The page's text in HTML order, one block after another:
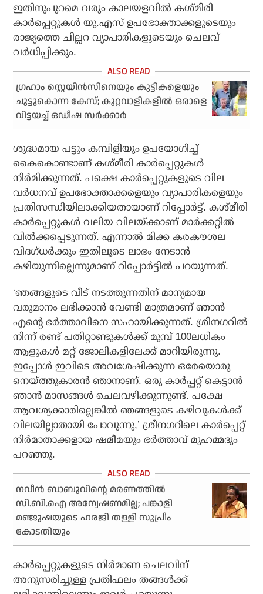
ഇതിനുപുറമെ വരും കാലയളവില്‍ കശ്മീരി
കാര്‍പ്പെറ്റുകള്‍ യു.എസ് ഉപഭോക്താക്കളുടെയും
രാജ്യത്തെ ചില്ലറ വ്യാപാരികളുടെയും ചെലവ്
വര്‍ധിപ്പിക്കും.
ഗ്രഹാം സ്റ്റെയിന്‍സിനെയും കുട്ടികളെയും
ചുട്ടുകൊന്ന കേസ്; കുറ്റവാളികളിൽ ഒരാളെ
വിട്ടയച്ച് ഒഡീഷ സര്‍ക്കാര്‍
ശുദ്ധമായ പട്ടും കമ്പിളിയും ഉപയോഗിച്ച്
കൈകൊണ്ടാണ് കശ്മീരി കാര്‍പ്പെറ്റുകള്‍
നിര്‍മിക്കുന്നത്. പക്ഷെ കാര്‍പ്പെറ്റുകളുടെ വില
വര്‍ധനവ് ഉപഭോക്താക്കളെയും വ്യാപാരികളെയും
പ്രതിസന്ധിയിലാക്കിയതായാണ് റിപ്പോര്‍ട്ട്. കശ്മീരി
കാര്‍പ്പെറ്റുകള്‍ വലിയ വിലയ്ക്കാണ് മാര്‍ക്കറ്റില്‍
വില്‍ക്കപ്പെടുന്നത്. എന്നാല്‍ മിക്ക കരകൗശല
വിദഗ്ധര്‍ക്കും ഇതിലൂടെ ലാഭം നേടാന്‍
കഴിയുന്നില്ലെന്നുമാണ് റിപ്പോര്‍ട്ടില്‍ പറയുന്നത്.
‘ഞങ്ങളുടെ വീട് നടത്തുന്നതിന് മാന്യമായ
വരുമാനം ലഭിക്കാന്‍ വേണ്ടി മാത്രമാണ് ഞാന്‍
എന്റെ ഭര്‍ത്താവിനെ സഹായിക്കുന്നത്. ശ്രീനഗറില്‍
നിന്ന് രണ്ട് പതിറ്റാണ്ടുകള്‍ക്ക് മുമ്പ് 100ലധികം
ആളുകള്‍ മറ്റ് ജോലികളിലേക്ക് മാറിയിരുന്നു.
ഇപ്പോള്‍ ഇവിടെ അവശേഷിക്കുന്ന ഒരേയൊരു
നെയ്ത്തുകാരന്‍ ഞാനാണ്. ഒരു കാര്‍പ്പറ്റ് കെട്ടാന്‍
ഞാന്‍ മാസങ്ങള്‍ ചെലവഴിക്കുന്നുണ്ട്. പക്ഷേ
ആവശ്യക്കാരില്ലെങ്കില്‍ ഞങ്ങളുടെ കഴിവുകള്‍ക്ക്
വിലയില്ലാതായി പോവുന്നു,’ ശ്രീനഗറിലെ കാര്‍പ്പെറ്റ്
നിര്‍മാതാക്കളായ ഷമീമയും ഭര്‍ത്താവ് മുഹമ്മദും
പറഞ്ഞു.
നവീന്‍ ബാബുവിന്റെ മരണത്തില്‍
സി.ബി.ഐ അന്വേഷണമില്ല; പങ്കാളി
മഞ്ജുഷയുടെ ഹരജി തള്ളി സുപ്രീം
കോടതിയും
കാര്‍പ്പെറ്റുകളുടെ നിര്‍മാണ ചെലവിന്
അനുസരിച്ചുള്ള പ്രതിഫലം തങ്ങള്‍ക്ക്